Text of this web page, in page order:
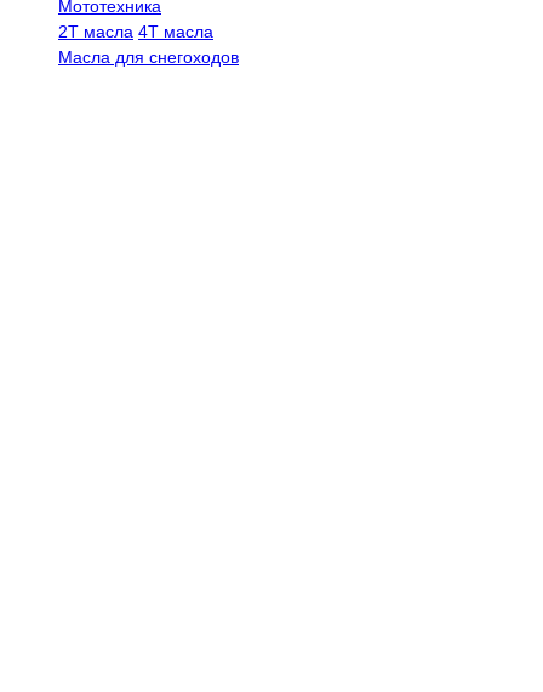
Мототехника
2Т масла 4Т масла
Масла для снегоходов